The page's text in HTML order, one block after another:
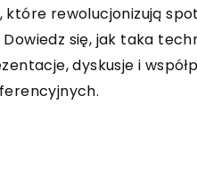
które rewolucjonizują
Dowiedz się, jak taka
dyskusje i